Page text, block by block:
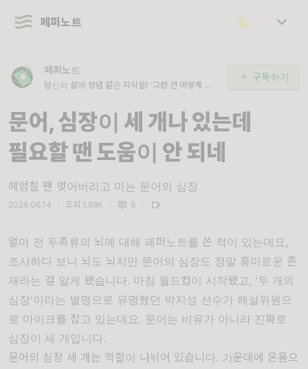
페퍼노트
페퍼노트
당신의 삶에 양념 같은 지식을! '그런 건 어떻게 알
구독하기
문어, 심장이 세 개나 있는데
필요할 땐 도움이 안 되네
헤엄칠 땐 멎어버리고 마는 문어의 심장
2026.06.14 조회 1.89K 6
얼마 전 두족류의 뇌에 대해 페퍼노트를 쓴 적이 있는데요,
조사하다 보니 뇌도 뇌지만 문어의 심장도 정말 흥미로운 존
재라는 걸 알게 됐습니다. 마침 월드컵이 시작됐고, '두 개의
심장'이라는 별명으로 유명했던 박지성 선수가 해설위원으
로 마이크를 잡고 있는데요. 문어는 비유가 아니라 진짜로
심장이 세 개입니다.
문어의 심장 세 개는 역할이 나뉘어 있습니다. 가운데에 온몸으